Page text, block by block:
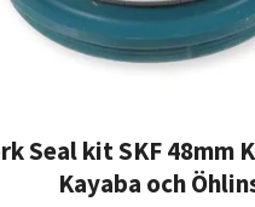
Seal kit SKF 48mm
Kayaba och